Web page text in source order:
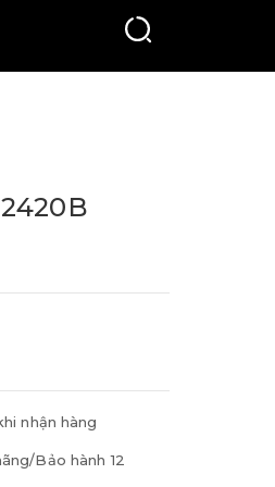
nhận hàng
Bảo hành 12